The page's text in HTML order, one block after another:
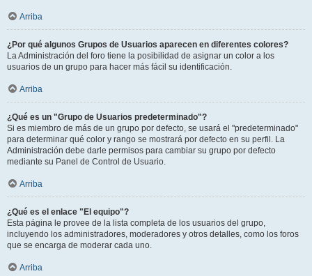
Arriba
¿Por qué algunos Grupos de Usuarios aparecen en diferentes colores?
La Administración del foro tiene la posibilidad de asignar un color a los
usuarios de un grupo para hacer más fácil su identificación.
Arriba
¿Qué es un "Grupo de Usuarios predeterminado"?
Si es miembro de más de un grupo por defecto, se usará el "predeterminado"
para determinar qué color y rango se mostrará por defecto en su perfil. La
Administración debe darle permisos para cambiar su grupo por defecto
mediante su Panel de Control de Usuario.
Arriba
¿Qué es el enlace "El equipo"?
Esta página le provee de la lista completa de los usuarios del grupo,
incluyendo los administradores, moderadores y otros detalles, como los foros
que se encarga de moderar cada uno.
Arriba